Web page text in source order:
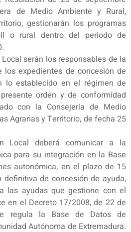
de Medio Ambiente y Rural,
gestionarán los programas
o rural dentro del periodo de
serán los responsables de la
expedientes de concesión de
lo establecido en el régimen de
orden y de conformidad
con la Consejería de Medio
Agrarias y Territorio, de fecha 25
Local deberá comunicar a la
para su integración en la Base
autonómica, en el plazo de 15
de concesión de ayuda,
las ayudas que gestione con el
en el Decreto 17/2008, de 22 de
regula la Base de Datos de
Autónoma de Extremadura.